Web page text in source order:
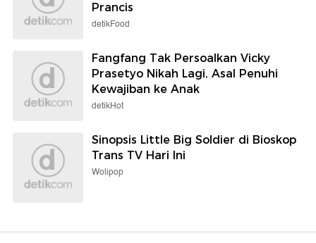
Prancis
detikFood
Fangfang Tak Persoalkan Vicky
Prasetyo Nikah Lagi, Asal Penuhi
Kewajiban ke Anak
detikHot
Sinopsis Little Big Soldier di Bioskop
Trans TV Hari Ini
Wolipop